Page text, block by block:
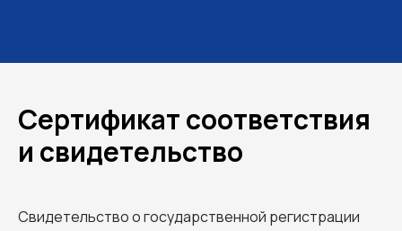
Сертификат соответствия
и свидетельство
Свидетельство о государственной регистрации